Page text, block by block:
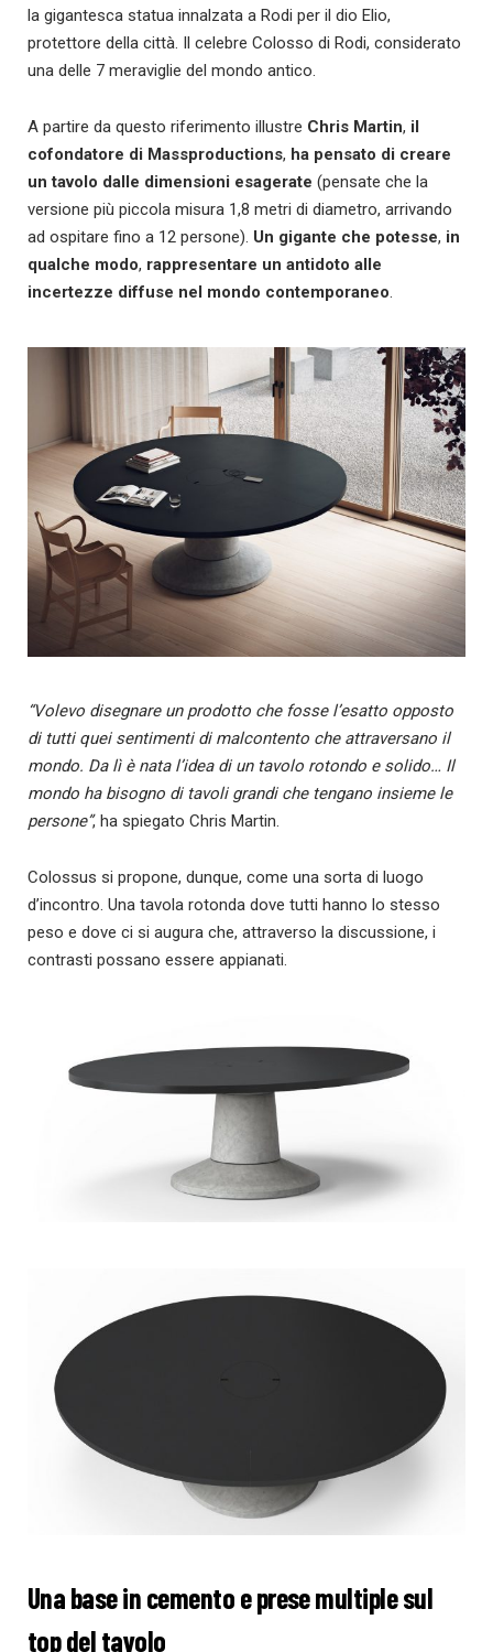
la gigantesca statua innalzata a Rodi per il dio Elio,
protettore della città. Il celebre Colosso di Rodi, considerato
una delle 7 meraviglie del mondo antico.
A partire da questo riferimento illustre Chris Martin, il
cofondatore di Massproductions, ha pensato di creare
un tavolo dalle dimensioni esagerate (pensate che la
versione più piccola misura 1,8 metri di diametro, arrivando
ad ospitare fino a 12 persone). Un gigante che potesse, in
qualche modo, rappresentare un antidoto alle
incertezze diffuse nel mondo contemporaneo.
“Volevo disegnare un prodotto che fosse l’esatto opposto
di tutti quei sentimenti di malcontento che attraversano il
mondo. Da lì è nata l’idea di un tavolo rotondo e solido… Il
mondo ha bisogno di tavoli grandi che tengano insieme le
persone”, ha spiegato Chris Martin.
Colossus si propone, dunque, come una sorta di luogo
d’incontro. Una tavola rotonda dove tutti hanno lo stesso
peso e dove ci si augura che, attraverso la discussione, i
contrasti possano essere appianati.
Una base in cemento e prese multiple sul
top del tavolo